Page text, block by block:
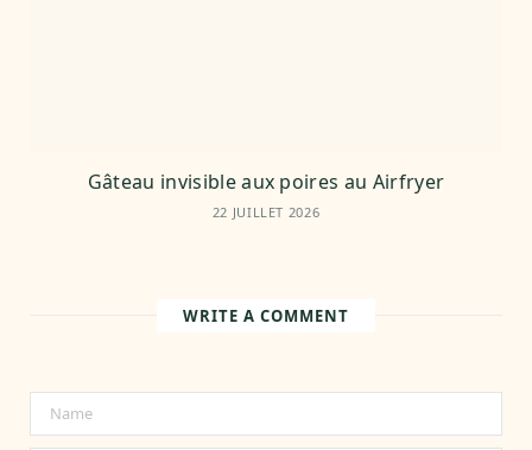
Gâteau invisible aux poires au Airfryer
22 JUILLET 2026
WRITE A COMMENT